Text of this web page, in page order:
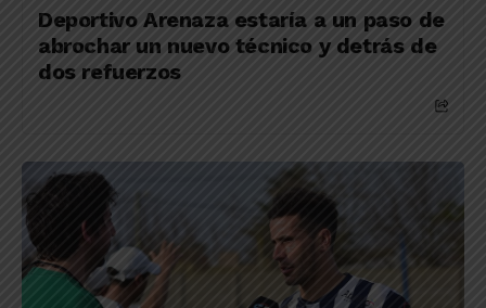
Deportivo Arenaza estaría a un paso de
abrochar un nuevo técnico y detrás de
dos refuerzos